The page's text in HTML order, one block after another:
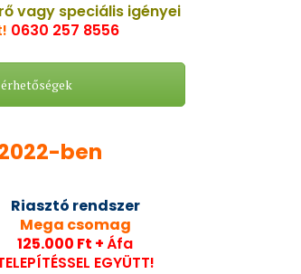
vagy speciális igényei
0630 257 8556
ben
Riasztó rendszer
Mega csomag
125.000 Ft +Áfa
EGYÜTT!